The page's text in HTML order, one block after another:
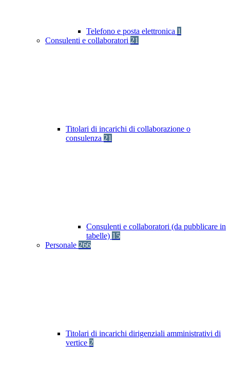
Telefono e posta elettronica 1
Consulenti e collaboratori 21
Titolari di incarichi di collaborazione o
consulenza 21
Consulenti e collaboratori (da pubblicare in
tabelle) 15
Personale 266
Titolari di incarichi dirigenziali amministrativi di
vertice 2